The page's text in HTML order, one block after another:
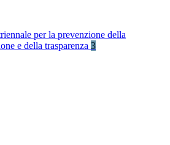
per la prevenzione della
e della trasparenza 3